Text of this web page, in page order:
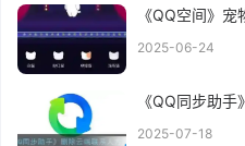
《QQ空间》
2025-06-24
《QQ同步助
2025-07-18